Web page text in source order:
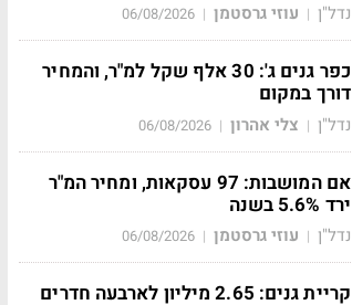
נדל"ן | עוזי גרסטמן |
06/08/2026
כפר גנים ג': 30 אלף שקל למ"ר, והמחיר
דורך במקום
נדל"ן | צלי אהרון |
06/08/2026
אם המושבות: 97 עסקאות, ומחיר המ"ר
ירד 5.6% בשנה
נדל"ן | עוזי גרסטמן |
06/08/2026
קריית גנים: 2.65 מיליון לארבעה חדרים